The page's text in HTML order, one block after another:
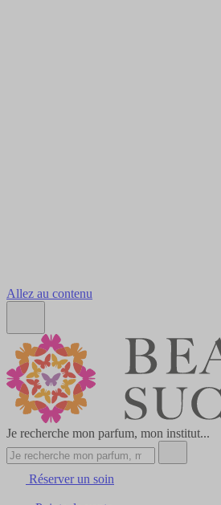
Allez au contenu
Je recherche mon parfum, mon institut...
Réserver un soin